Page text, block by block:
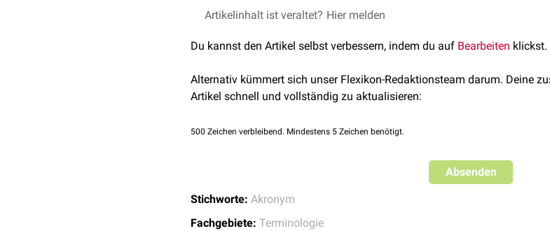
Artikelinhalt ist veraltet? Hier melden
Du kannst den Artikel selbst verbessern, indem du auf Bearbeiten klickst.
Alternativ kümmert sich unser Flexikon-Redaktionsteam darum. Deine
Artikel schnell und vollständig zu aktualisieren:
500 Zeichen verbleibend. Mindestens 5 Zeichen benötigt.
Absenden
Stichworte: Akronym
Fachgebiete: Terminologie